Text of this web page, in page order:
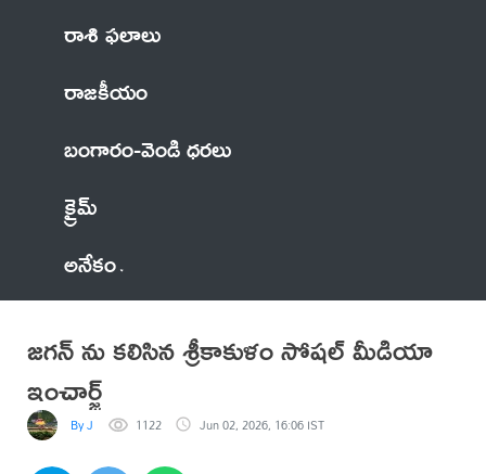
రాశి ఫలాలు
రాజకీయం
బంగారం-వెండి ధరలు
క్రైమ్
అనేకం
జగన్ ను కలిసిన శ్రీకాకుళం సోషల్ మీడియా
ఇంచార్జ్
By J 1122 Jun 02, 2026, 16:06 IST